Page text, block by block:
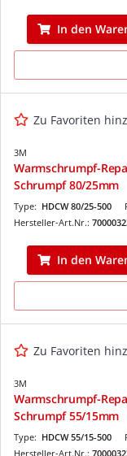
In den
Zu Favoriten
3M
Warmschrumpf-
Schrumpf 80/25mm
Type: HDCW 80/25-500
Hersteller-Art.Nr.:
In den
Zu Favoriten
3M
Warmschrumpf-
Schrumpf 55/15mm
Type: HDCW 55/15-500
Hersteller-Art.Nr.: